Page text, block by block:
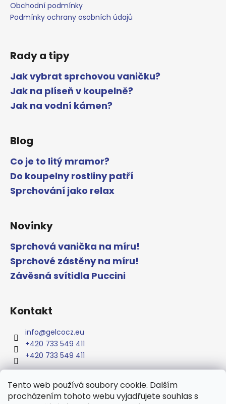
Tento web používá soubory cookie. Dalším
procházením tohoto webu vyjadřujete souhlas s
Obchodní podmínky
Podmínky ochrany osobních údajů
Rady a tipy
Jak vybrat sprchovou vaničku?
Jak na plíseň v koupelně?
Jak na vodní kámen?
Blog
Co je to litý mramor?
Do koupelny rostliny patří
Sprchování jako relax
Novinky
Sprchová vanička na míru!
Sprchové zástěny na míru!
Závěsná svítidla Puccini
Kontakt
info@gelcocz.eu
+420 733 549 411
+420 733 549 411